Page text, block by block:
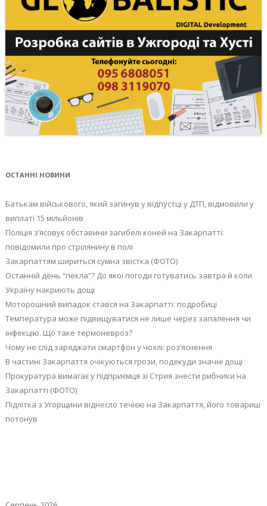
ОСТАННІ НОВИНИ
Батькам військового, який загинув у відпустці у ДТП, відмовили у
виплаті 15 мільйонів
Поліція з’ясовує обставини загибелі коней на Закарпатті:
повідомили про стрілянину в полі
Закарпаттям шириться сумна звістка (ФОТО)
Останній день “пекла”? До якої погоди готуватись завтра й коли
Україну накриють дощі
Моторошний випадок стався на Закарпатті: подробиці
Температура може підвищуватися не лише через запалення чи
інфекцію. Що таке термоневроз?
Чому не слід заряджати смартфон у чохлі: роз’яснення
В частині Закарпаття очікуються грози, подекуди значні дощі
Прокуратура вимагає у підприємця зі Стрия знести рибники на
Закарпатті (ФОТО)
Підлітка з Угорщини віднесло течією на Закарпаття, його товариш
потонув